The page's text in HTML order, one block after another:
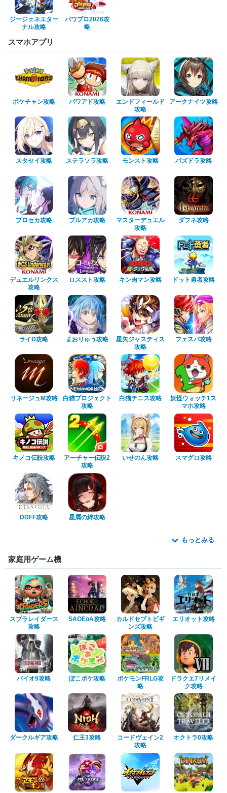
ジージェネエター
ナル攻略
パワプロ2026攻
略
スマホアプリ
ポケチャン攻略 パワアド攻略
エンドフィールド
攻略
アークナイツ攻略
スタセイ攻略 ステラソラ攻略 モンスト攻略 パズドラ攻略
プロセカ攻略 ブルアカ攻略
マスターデュエル
攻略
ダフネ攻略
デュエルリンクス
攻略
ロススト攻略 キン肉マン攻略 ドット勇者攻略
ライD攻略 まおりゅう攻略
星矢ジャスティス
攻略
フェスバ攻略
リネージュM攻略
白猫プロジェクト
攻略
白猫テニス攻略
妖怪ウォッチ1ス
マホ攻略
キノコ伝説攻略
アーチャー伝説2
攻略
いせのん攻略 スマグロ攻略
DDFF攻略 星屑の絆攻略
もっとみる
家庭用ゲーム機
スプラレイダース
攻略
SAOEoA攻略
カルドセプトビギ
ンズ攻略
エリオット攻略
バイオ9攻略 ぽこポケ攻略
ポケモンFRLG攻
略
ドラクエ7リメイ
ク攻略
ダークルギア攻略 仁王3攻略
コードヴェイン2
攻略
オクトラ0攻略